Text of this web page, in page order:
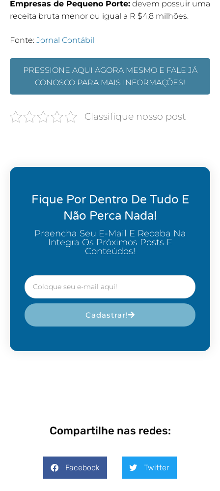
Empresas de Pequeno Porte: devem possuir uma
receita bruta menor ou igual a R $4,8 milhões.
Fonte: Jornal Contábil
PRESSIONE AQUI AGORA MESMO E FALE JÁ
CONOSCO PARA MAIS INFORMAÇÕES!
Classifique nosso post
Fique Por Dentro De Tudo E
Não Perca Nada!
Preencha Seu E-Mail E Receba Na
Integra Os Próximos Posts E
Conteúdos!
Cadastrar!
Compartilhe nas redes:
Facebook Twitter